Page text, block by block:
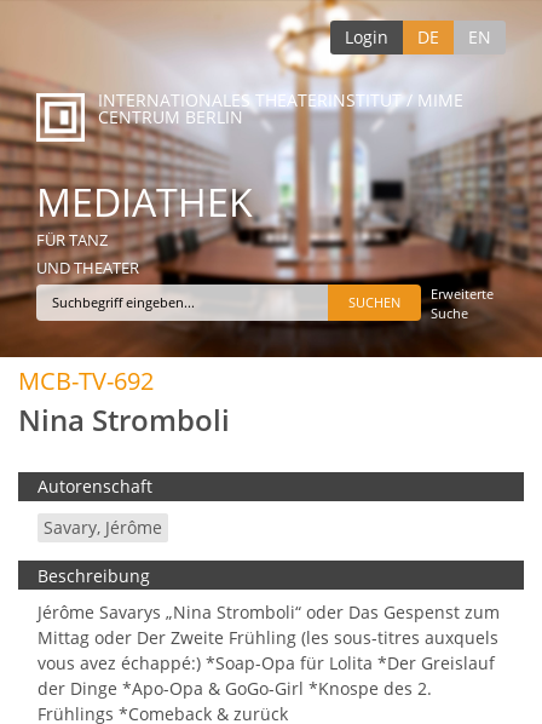
Login DE EN
INTERNATIONALES THEATERINSTITUT / MIME
CENTRUM BERLIN
MEDIATHEK
FÜR TANZ
UND THEATER
Erweiterte
Suche
MCB-TV-692
Nina Stromboli
Autorenschaft
Savary, Jérôme
Beschreibung
Jérôme Savarys „Nina Stromboli“ oder Das Gespenst zum
Mittag oder Der Zweite Frühling (les sous-titres auxquels
vous avez échappé:) *Soap-Opa für Lolita *Der Greislauf
der Dinge *Apo-Opa & GoGo-Girl *Knospe des 2.
Frühlings *Comeback & zurück